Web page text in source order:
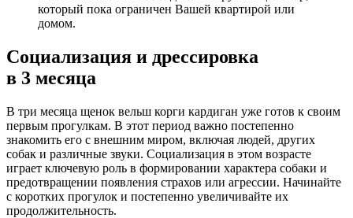
который пока ограничен Вашей квартирой или
домом.
Социализация и дрессировка
в 3 месяца
В три месяца щенок вельш корги кардиган уже готов к своим
первым прогулкам. В этот период важно постепенно
знакомить его с внешним миром, включая людей, других
собак и различные звуки. Социализация в этом возрасте
играет ключевую роль в формировании характера собаки и
предотвращении появления страхов или агрессии. Начинайте
с коротких прогулок и постепенно увеличивайте их
продолжительность.